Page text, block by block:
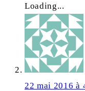
Loading...
22 mai 2016 à